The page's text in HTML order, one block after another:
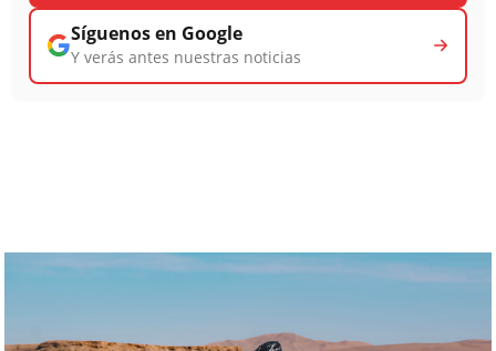
Síguenos en Google
Y verás antes nuestras noticias